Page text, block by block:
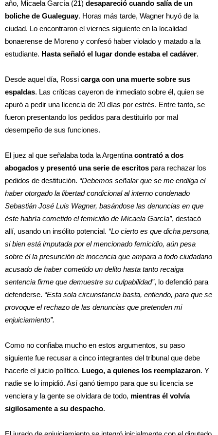
año, Micaela García (21) desapareció cuando salía de un
boliche de Gualeguay. Horas más tarde, Wagner huyó de la
ciudad. Lo encontraron el viernes siguiente en la localidad
bonaerense de Moreno y confesó haber violado y matado a la
estudiante. Hasta señaló el lugar donde estaba el cadáver.
Desde aquel día, Rossi carga con una muerte sobre sus
espaldas. Las críticas cayeron de inmediato sobre él, quien se
apuró a pedir una licencia de 20 días por estrés. Entre tanto, se
fueron presentando los pedidos para destituirlo por mal
desempeño de sus funciones.
El juez al que señalaba toda la Argentina contrató a dos
abogados y presentó una serie de escritos para rechazar los
pedidos de destitución. “Debemos señalar que se me endilga el
haber otorgado la libertad condicional al interno condenado
Sebastián José Luis Wagner, basándose las denuncias en que
éste habría cometido el femicidio de Micaela García”, destacó
allí, usando un insólito potencial. “Lo cierto es que dicha persona,
si bien está imputada por el mencionado femicidio, aún pesa
sobre él la presunción de inocencia que ampara a todo ciudadano
acusado de haber cometido un delito hasta tanto recaiga
sentencia firme que demuestre su culpabilidad”, lo defendió para
defenderse. “Esta sola circunstancia basta, entiendo, para que se
provoque el rechazo de las denuncias que pretenden mi
enjuiciamiento”.
Como no confiaba mucho en estos argumentos, su paso
siguiente fue recusar a cinco integrantes del tribunal que debe
hacerle el juicio político. Luego, a quienes los reemplazaron. Y
nadie se lo impidió. Así ganó tiempo para que su licencia se
venciera y la gente se olvidara de todo, mientras él volvía
sigilosamente a su despacho.